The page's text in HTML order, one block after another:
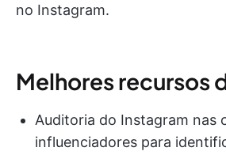
no Instagram.
Melhores recursos
Auditoria do Instagram nas
influenciadores para